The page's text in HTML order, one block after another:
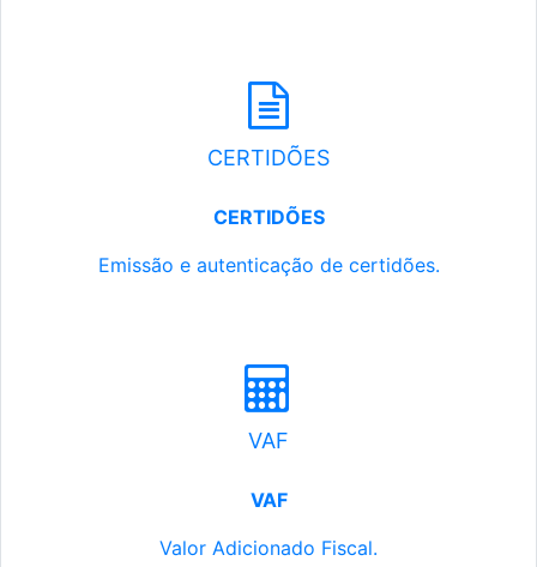
CERTIDÕES
CERTIDÕES
Emissão e autenticação de certidões.
VAF
VAF
Valor Adicionado Fiscal.